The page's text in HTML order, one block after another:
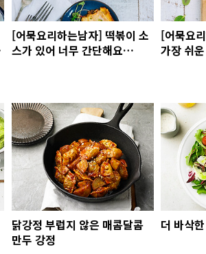
[어묵요리하는남자] 떡볶이 소
스가 있어 너무 간단해요
[어묵요
가장 쉬
닭강정 부럽지 않은 매콤달콤
만두 강정
더 바삭